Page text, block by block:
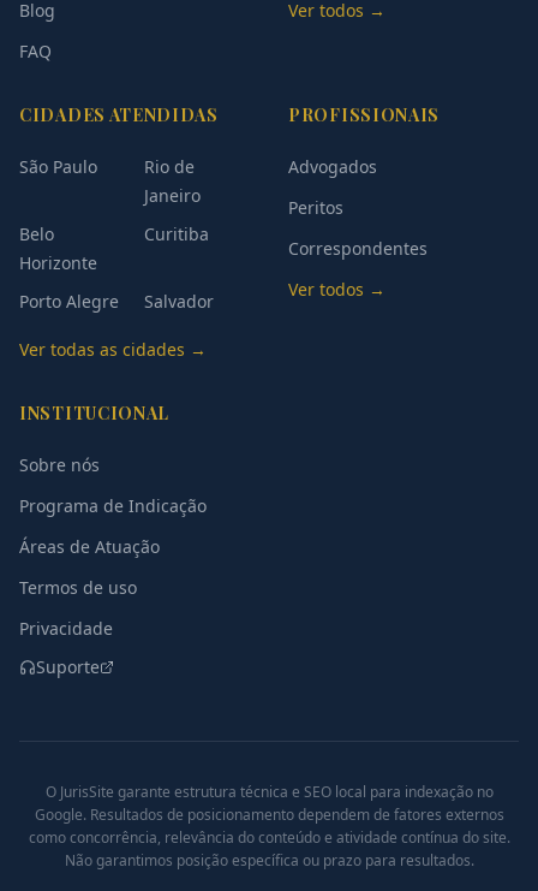
Blog
FAQ
Ver todos →
CIDADES ATENDIDAS
São Paulo
Rio de
Janeiro
Belo
Horizonte
Curitiba
Porto Alegre Salvador
Ver todas as cidades →
PROFISSIONAIS
Advogados
Peritos
Correspondentes
Ver todos →
INSTITUCIONAL
Sobre nós
Programa de Indicação
Áreas de Atuação
Termos de uso
Privacidade
Suporte
O JurisSite garante estrutura técnica e SEO local para indexação no
Google. Resultados de posicionamento dependem de fatores externos
como concorrência, relevância do conteúdo e atividade contínua do site.
Não garantimos posição específica ou prazo para resultados.